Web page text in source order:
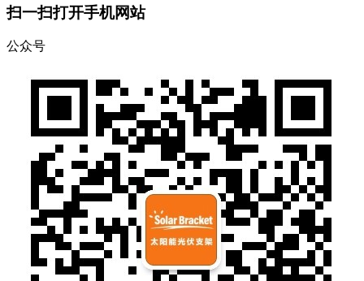
扫一扫打开手机网站
公众号